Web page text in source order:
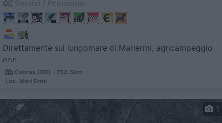
Direttamente sul lungomare di Mariermi, agricampeggio
con...
Cabras (OR) - 752.5km
Loc. Mari Ermi
1